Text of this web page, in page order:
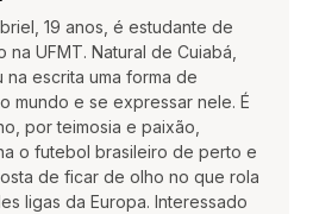
19 anos, é estudante de
na UFMT. Natural de Cuiabá,
na escrita uma forma de
mundo e se expressar nele. É
por teimosia e paixão,
o futebol brasileiro de perto e
de ficar de olho no que rola
ligas da Europa. Interessado